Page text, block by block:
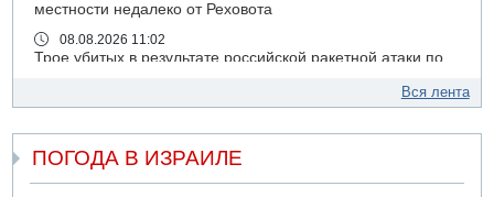
местности недалеко от Реховота
08.08.2026 11:02
Трое убитых в результате российской ракетной атаки по
07.08.2026 20:43
07.08.2026 20:41
Ynet: "Хизбалла" запустила БПЛА со взрывчаткой по
Вся лента
ПОГОДА В ИЗРАИЛЕ